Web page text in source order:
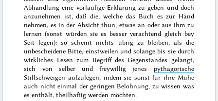
Abhandlung eine vorläufige Erklärung zu geben und doch
anzunehmen ist, daß die, welchedas Buch es zur Hand
nehmen, es in der Absicht thun, etwas an oder aus ihm zu
lernen (sonst würden sie es besser verachtend gleich bey
Seit legen): so scheint nichts übrig zu bleiben, als die
unbescheidene Bitte, einstweilen und solange bis sie durch
wirkliches Lesen zum Begriff des Gegenstandes gelangt,
sich von selber und freywillig jenes pythagorische
Stillschweigen aufzulegen, indem sie sonst für ihre Mühe
auch nicht einmal der geringen Belohnung, zu wissen was
es enthält, theilhaftig werden möchten.